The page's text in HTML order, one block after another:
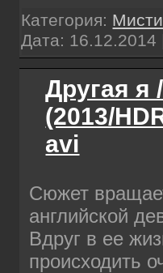
Категория:
Дата: 16.12.2014
Другая я
(2013/
avi
Сюжет
английской
Вдруг в ее
происходить